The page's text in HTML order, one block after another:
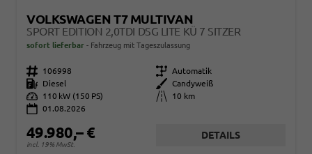
VOLKSWAGEN T7 MULTIVAN
SPORT EDITION 2,0TDI DSG LITE KÜ 7 SITZER
sofort lieferbar Fahrzeug mit Tageszulassung
Fahrzeugnr. 106998 Getriebe Automatik
Kraftstoff
Diesel Außenfarbe
Candyweiß
Leistung
110 kW (150 PS) Kilometerstand
10 km
01.08.2026
49.980,– €
incl. 19% MwSt.
DETAILS